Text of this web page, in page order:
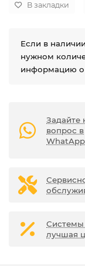
В закладки
Если в
нужном
информацию о
Задайте
вопрос в
WhatApp
Системы
лучшая